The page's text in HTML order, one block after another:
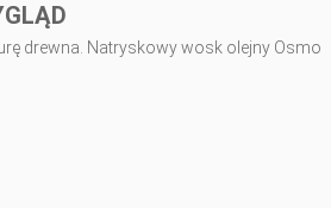
drewna. Natryskowy wosk olejny Osmo